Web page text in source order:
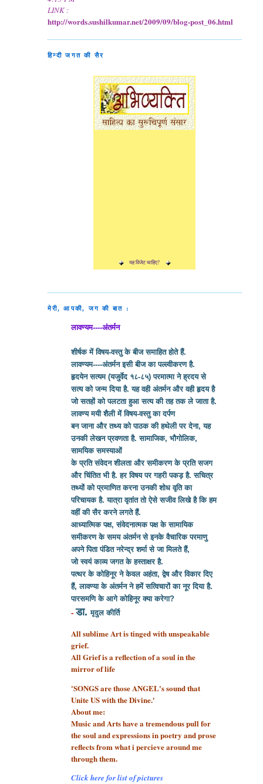
LINK :
http://words.sushilkumar.net/2009/09/blog-post_06.html
हिन्दी जगत की सैर
यह विजेट चाहिए?
मेरी, आपकी, जग की बात :
लावण्यम----अंतर्मन
शीर्षक में विषय-वस्तु के बीज समाहित होते हैं.
लावण्यम----अंतर्मन इसी बीज का पल्ल्वीकरण है.
हृदयेन सत्यम (यजुर्वेद १८-८५) परमात्मा ने ह्रदय से
सत्य को जन्म दिया है. यह वही अंतर्मन और वही हृदय है
जो सतहों को पलटता हुआ सत्य की तह तक ले जाता है.
लावण्य मयी शैली में विषय-वस्तु का दर्पण
बन जाना और तथ्य को पाठक की हथेली पर देना, यह
उनकी लेखन प्रवणता है. सामाजिक, भौगोलिक,
सामयिक समस्याओं
के प्रति संवेदन शीलता और समीकरण के प्रति सजग
और चिंतित भी है. हर विषय पर गहरी पकड़ है. सचित्र
तथ्यों को प्रमाणित करना उनकी शोध वृति का
परिचायक है. यात्रा वृतांत तो ऐसे सजीव लिखे है कि हम
वहीं की सैर करने लगते हैं.
आध्यात्मिक पक्ष, संवेदनात्मक पक्ष के सामायिक
समीकरण के समय अंतर्मन से इनके वैचारिक परमाणु
अपने पिता पंडित नरेन्द्र शर्मा सेजा मिलते हैं,
जो स्वयं काव्य जगत के हस्ताक्षर है.
पत्थर के कोहिनूर ने केवल अहंता, द्वेष और विकार दिए
हैं, लावण्या के अंतर्मन ने हमें सत्विचारों का नूर दिया है.
पारसमणि के आगे कोहिनूर क्या करेगा?
- डा.मृदुल कीर्ति
All sublime Art is tinged with unspeakable
grief.
All Grief is a reflection of a soulin the
mirror of life
'SONGS are those ANGEL's sound that
Unite US with the Divine.'
About me:
Music and Arts have a tremendous pull for
the soul and expressions in poetry and prose
reflects from what i percieve around me
through them.
Click here for list of pictures